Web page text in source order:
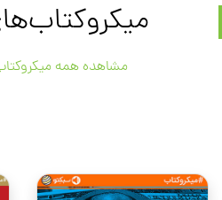
مشاهده همه